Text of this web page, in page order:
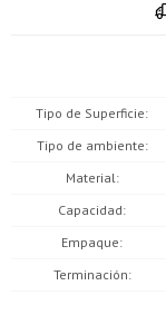
Tipo de Superficie
Tipo de ambiente
Material
Capacidad
Empaque
Terminación